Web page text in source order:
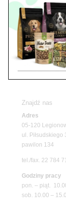
Znajdź nas
Adres
05-120
ul. Piłsudskiego
pawilon 134
tel./fax. 22 784
Godziny pracy
pon. – piąt.
sob. 10.00 –